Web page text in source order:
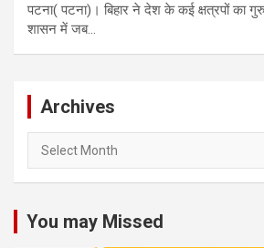
पटना( पटना)। बिहार ने देश के कई क्षत्रपों का
शासन में जब…
Archives
You may Missed